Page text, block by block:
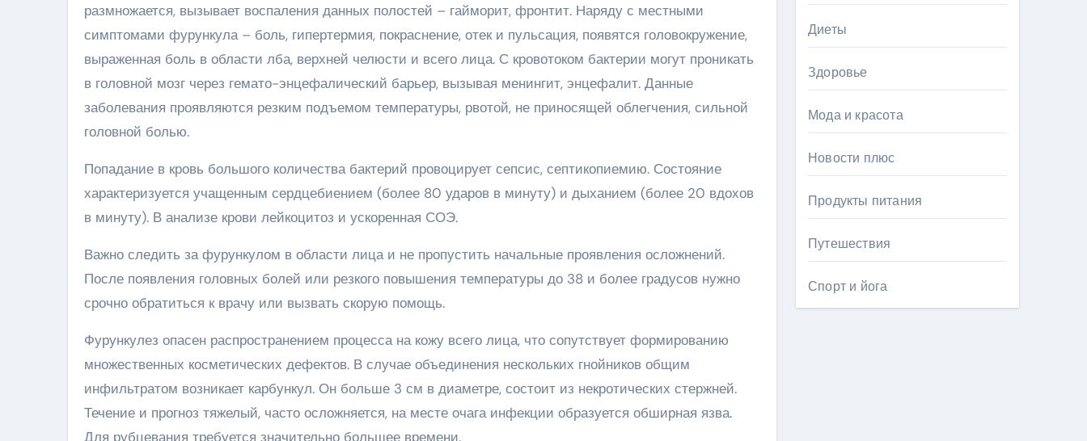
размножается, вызывает воспаления данных полостей – гайморит, фронтит. Наряду с местными
симптомами фурункула – боль, гипертермия, покраснение, отек и пульсация, появятся головокружение,
выраженная боль в области лба, верхней челюсти и всего лица. С кровотоком бактерии могут проникать
в головной мозг через гемато-энцефалический барьер, вызывая менингит, энцефалит. Данные
заболевания проявляются резким подъемом температуры, рвотой, не приносящей облегчения, сильной
головной болью.
Попадание в кровь большого количества бактерий провоцирует сепсис, септикопиемию. Состояние
характеризуется учащенным сердцебиением (более 80 ударов в минуту) и дыханием (более 20 вдохов
в минуту). В анализе крови лейкоцитоз и ускоренная СОЭ.
Важно следить за фурункулом в области лица и не пропустить начальные проявления осложнений.
После появления головных болей или резкого повышения температуры до 38 и более градусов нужно
срочно обратиться к врачу или вызвать скорую помощь.
Фурункулез опасен распространением процесса на кожу всего лица, что сопутствует формированию
множественных косметических дефектов. В случае объединения нескольких гнойников общим
инфильтратом возникает карбункул. Он больше 3 см в диаметре, состоит из некротических стержней.
Течение и прогноз тяжелый, часто осложняется, на месте очага инфекции образуется обширная язва.
Для рубцевания требуется значительно большее времени.
Диеты
Здоровье
Мода и красота
Новости плюс
Продукты питания
Путешествия
Спорт и йога